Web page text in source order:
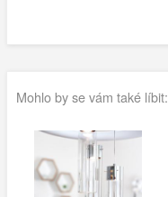
Mohlo by se vám také líbit: